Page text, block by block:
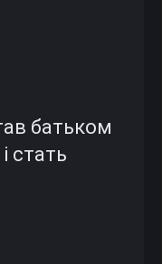
батьком
стать